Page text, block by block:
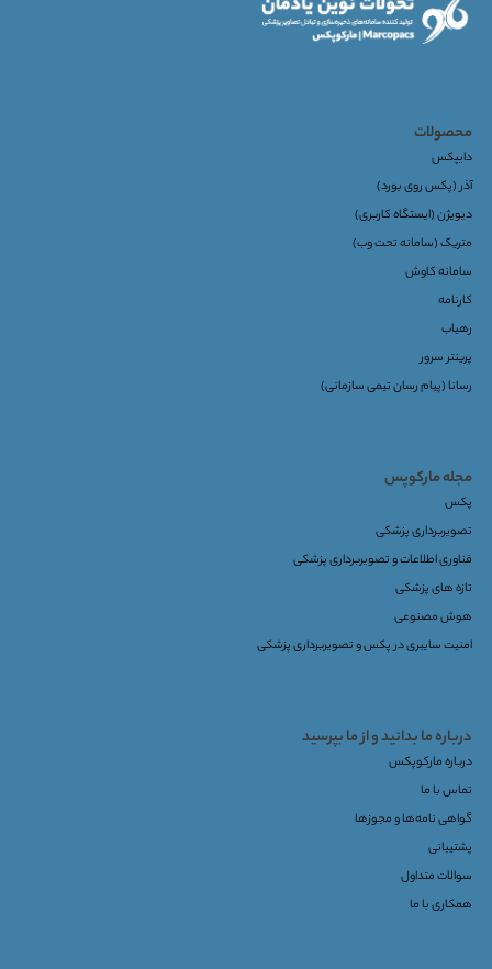
محصولات
دایپکس
آذر (پکس روی بورد)
دیویژن (ایستگاه کاربری)
متریک (سامانه تحت وب)
سامانه کاوش
کارنامه
رهیاب
پرینتر سرور
رسانا (پیام رسان تیمی سازمانی)
مجله مارکوپس
پکس
تصویربرداری پزشکی
فناوری اطلاعات و تصویربرداری پزشکی
تازه های پزشکی
هوش مصنوعی
امنیت سایبری در پکس و تصویربرداری پزشکی
درباره ما بدانید و از ما بپرسید
درباره مارکوپکس
تماس با ما
گواهی نامه‌ها و مجوزها
پشتیبانی
سوالات متداول
همکاری با ما